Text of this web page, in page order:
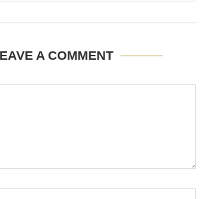
A COMMENT